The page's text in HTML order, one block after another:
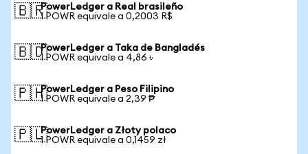
🇧🇷PowerLedger a Real brasileño
1 POWR equivale a 0,2003 R$
🇧🇩PowerLedger a Taka de Bangladés
1 POWR equivale a 4,86 ৳
🇵🇭PowerLedger a Peso Filipino
1 POWR equivale a 2,39 ₱
🇵🇱PowerLedger a Złoty polaco
1 POWR equivale a 0,1459 zł